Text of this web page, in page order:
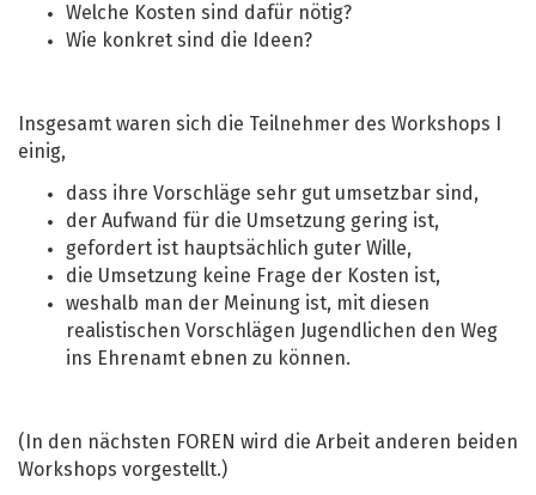
Welche Kosten sind dafür nötig?
Wie konkret sind die Ideen?
Insgesamt waren sich die Teilnehmer des Workshops I
einig,
dass ihre Vorschläge sehr gut umsetzbar sind,
der Aufwand für die Umsetzung gering ist,
gefordert ist hauptsächlich guter Wille,
die Umsetzung keine Frage der Kosten ist,
weshalb man der Meinung ist, mit diesen
realistischen Vorschlägen Jugendlichen den Weg
ins Ehrenamt ebnen zu können.
(In den nächsten FOREN wird die Arbeit anderen beiden
Workshops vorgestellt.)